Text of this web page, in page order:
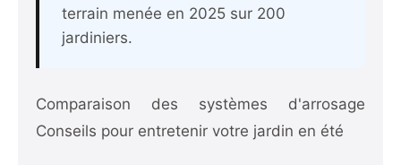
terrain menée en 2025 sur 200
jardiniers.
Comparaison des systèmes d'arrosage
Conseils pour entretenir votre jardin en été